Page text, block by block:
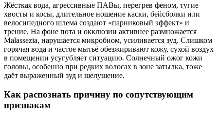
Жёсткая вода, агрессивные ПАВы, перегрев феном, тугие
хвосты и косы, длительное ношение каски, бейсболки или
велосипедного шлема создают «парниковый эффект» и
трение. На фоне пота и окклюзии активнее размножается
Malassezia, нарушается микробиом, усиливается зуд. Слишком
горячая вода и частое мытьё обезжиривают кожу, сухой воздух
в помещении усугубляет ситуацию. Солнечный ожог кожи
головы, особенно при редких волосах в зоне затылка, тоже
даёт выраженный зуд и шелушение.
Как распознать причину по сопутствующим
признакам